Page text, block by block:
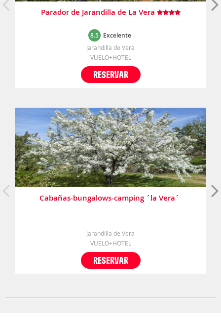
Parador de Jarandilla de La Vera
8.5 Excelente
Jarandilla de Vera
VUELO+HOTEL
RESERVAR
Cabañas-bungalows-camping ´la Vera´
Jarandilla de Vera
VUELO+HOTEL
RESERVAR